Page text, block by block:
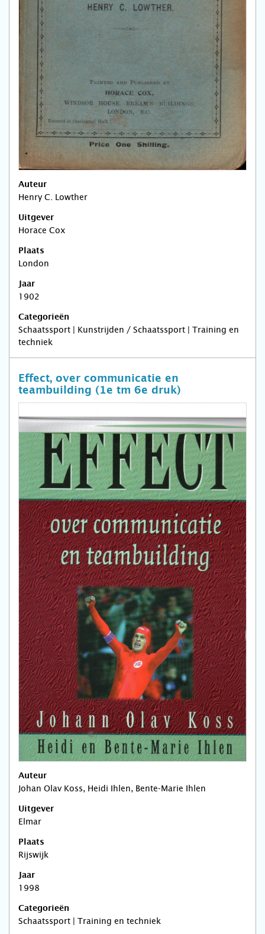
Auteur
Henry C. Lowther
Uitgever
Horace Cox
Plaats
London
Jaar
1902
Categorieën
Schaatssport | Kunstrijden / Schaatssport | Training en
techniek
Effect, over communicatie en
teambuilding (1e tm 6e druk)
Auteur
Johan Olav Koss, Heidi Ihlen, Bente-Marie Ihlen
Uitgever
Elmar
Plaats
Rijswijk
Jaar
1998
Categorieën
Schaatssport | Training en techniek